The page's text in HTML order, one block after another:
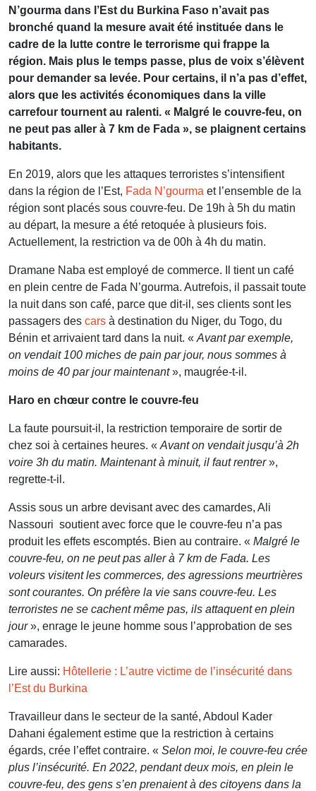
N’gourma dans l’Est du Burkina Faso n’avait pas
bronché quand la mesure avait été instituée dans le
cadre de la lutte contre le terrorisme qui frappe la
région. Mais plus le temps passe, plus de voix s’élèvent
pour demander sa levée. Pour certains, il n’a pas d’effet,
alors que les activités économiques dans la ville
carrefour tournent au ralenti. « Malgré le couvre-feu, on
ne peut pas aller à 7 km de Fada », se plaignent certains
habitants.
En 2019, alors que les attaques terroristes s’intensifient
dans la région de l’Est, Fada N’gourma et l’ensemble de la
région sont placés sous couvre-feu. De 19h à 5h du matin
au départ, la mesure a été retoquée à plusieurs fois.
Actuellement, la restriction va de 00h à 4h du matin.
Dramane Naba est employé de commerce. Il tient un café
en plein centre de Fada N’gourma. Autrefois, il passait toute
la nuit dans son café, parce que dit-il, ses clients sont les
passagers des cars à destination du Niger, du Togo, du
Bénin et arrivaient tard dans la nuit. « Avant par exemple,
on vendait 100 miches de pain par jour, nous sommes à
moins de 40 par jour maintenant», maugrée-t-il.
Haro en chœur contre le couvre-feu
La faute poursuit-il, la restriction temporaire de sortir de
chez soi à certaines heures. « Avant on vendait jusqu’à 2h
voire 3h du matin. Maintenant à minuit, il faut rentrer»,
regrette-t-il.
Assis sous un arbre devisant avec des camardes, Ali
Nassouri soutient avec force que le couvre-feu n’a pas
produit les effets escomptés. Bien au contraire. « Malgré le
couvre-feu, on ne peut pas aller à 7 km de Fada. Les
voleurs visitent les commerces, des agressions meurtrières
sont courantes. On préfère la vie sans couvre-feu. Les
terroristes ne se cachent même pas, ils attaquent en plein
jour», enrage le jeune homme sous l’approbation de ses
camarades.
Lire aussi: Hôtellerie : L’autre victime de l’insécurité dans
l’Est du Burkina
Travailleur dans le secteur de la santé, Abdoul Kader
Dahani également estime que la restriction à certains
égards, crée l’effet contraire. « Selon moi, le couvre-feu crée
plus l’insécurité. En 2022, pendant deux mois, en plein le
couvre-feu, des gens s’en prenaient à des citoyens dans la